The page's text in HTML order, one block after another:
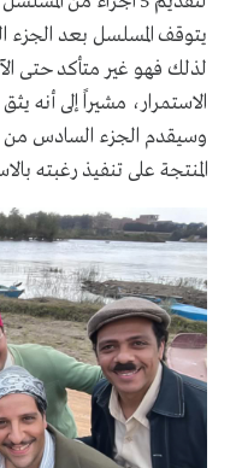
يتوقف المسلسل بعد الجزء
لذلك فهو غير متأكد حتى
الاستمرار، مشيراً إلى أنه
وسيقدم الجزء السادس من
المنتجة على تنفيذ رغبته